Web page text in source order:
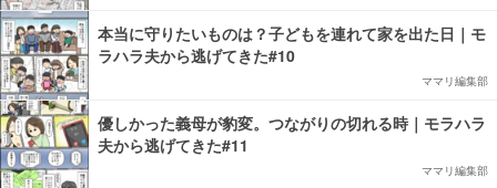
本当に守りたいものは？子どもを連れて家を出た日｜モ
ラハラ夫から逃げてきた#10
ママリ編集部
優しかった義母が豹変。つながりの切れる時｜モラハラ
夫から逃げてきた#11
ママリ編集部